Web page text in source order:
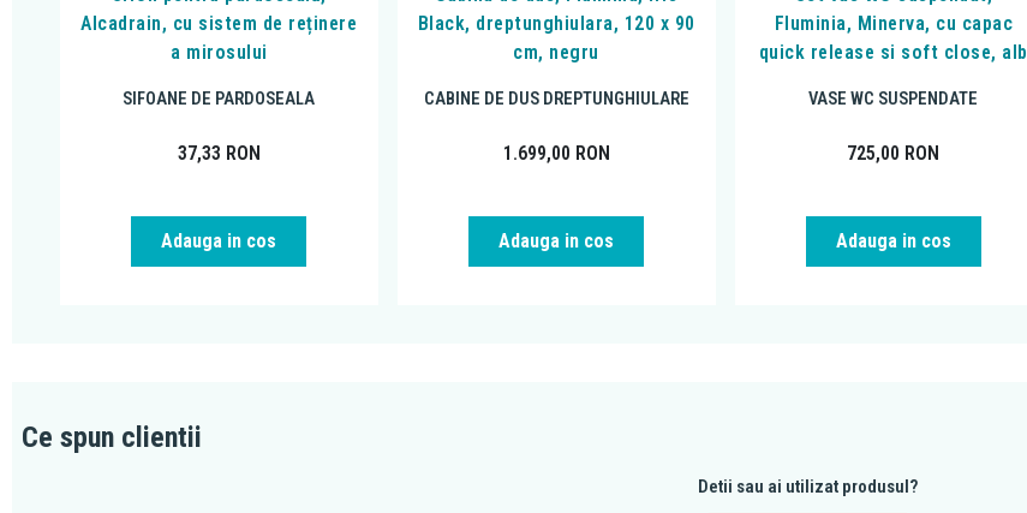
Alcadrain, cu sistem de reținere
a mirosului
SIFOANE DE PARDOSEALA
37,33 RON
Adauga in cos
Black, dreptunghiulara, 120 x 90
cm, negru
CABINE DE DUS DREPTUNGHIULARE
1.699,00 RON
Adauga in cos
Fluminia, Minerva, cu capac
quick release si soft close, alb
VASE WC SUSPENDATE
725,00 RON
Adauga in cos
Ce spun clientii
Detii sau ai utilizat produsul?